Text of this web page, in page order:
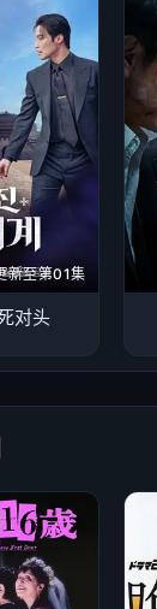
新至第01集
对头